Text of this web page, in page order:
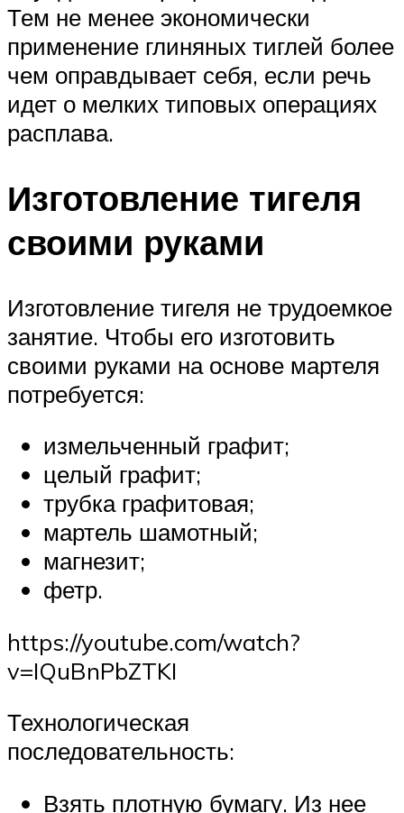
Тем не менее экономически
применение глиняных тиглей более
чем оправдывает себя, если речь
идет о мелких типовых операциях
расплава.
Изготовление тигеля
своими руками
Изготовление тигеля не трудоемкое
занятие. Чтобы его изготовить
своими руками на основе мартеля
потребуется:
измельченный графит;
целый графит;
трубка графитовая;
мартель шамотный;
магнезит;
фетр.
https://youtube.com/watch?
v=IQuBnPbZTKI
Технологическая
последовательность:
Взять плотную бумагу. Из нее